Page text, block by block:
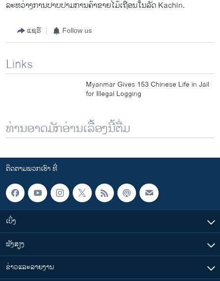
ລະຫວ່າງ​ການ​ປາບ​ປາມ​ການ​ຄ້າ​ຂາຍ​ໄມ້ເຖື່ອນ​ໃນ​ລັດ Kachin.
ແຊຣ໌ Follow us
Links
Myanmar Gives 153 Chinese Life in Jail
for Illegal Logging
ທ່ານອາດມັກອ່ານເລື້ອງນີ້ຕື່ມ
ຕິດຕາມພວກເຮົາ ທີ່
ເບິ່ງ
ຟັງສຽງ
ຂ່າວແລະລາຍງານ